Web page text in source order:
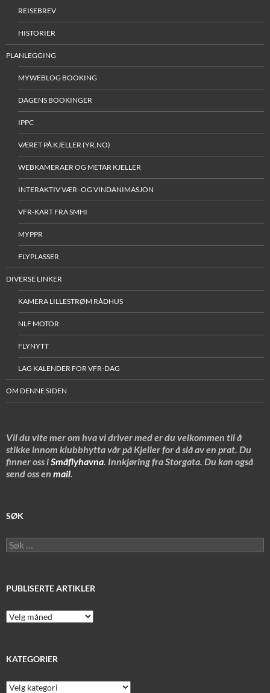
REISEBREV
HISTORIER
PLANLEGGING
MYWEBLOG BOOKING
DAGENS BOOKINGER
IPPC
VÆRET PÅ KJELLER (YR.NO)
WEBKAMERAER OG METAR KJELLER
INTERAKTIV VÆR- OG VINDANIMASJON
VFR-KART FRA SMHI
MYPPR
FLYPLASSER
DIVERSE LINKER
KAMERA LILLESTRØM RÅDHUS
NLF MOTOR
FLYNYTT
LAG KALENDER FOR VFR-DAG
OM DENNE SIDEN
Vil du vite mer om hva vi driver med er du velkommen til å
stikke innom klubbhytta vår på Kjeller for å slå av en prat. Du
finner oss iSmåflyhavna. Innkjøring fra Storgata. Du kan også
send oss en mail.
SØK
Søk
etter:
PUBLISERTE ARTIKLER
Publiserte
artikler
KATEGORIER
Kategorier